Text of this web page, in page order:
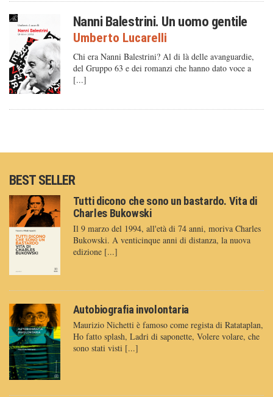
Nanni Balestrini. Un uomo gentile
Umberto Lucarelli
Chi era Nanni Balestrini? Al di là delle avanguardie,
del Gruppo 63 e dei romanzi che hanno dato voce a
[...]
BEST SELLER
Tutti dicono che sono un bastardo. Vita di
Charles Bukowski
Il 9 marzo del 1994, all'età di 74 anni, moriva Charles
Bukowski. A venticinque anni di distanza, la nuova
edizione [...]
Autobiografia involontaria
Maurizio Nichetti è famoso come regista di Ratataplan,
Ho fatto splash, Ladri di saponette, Volere volare, che
sono stati visti [...]